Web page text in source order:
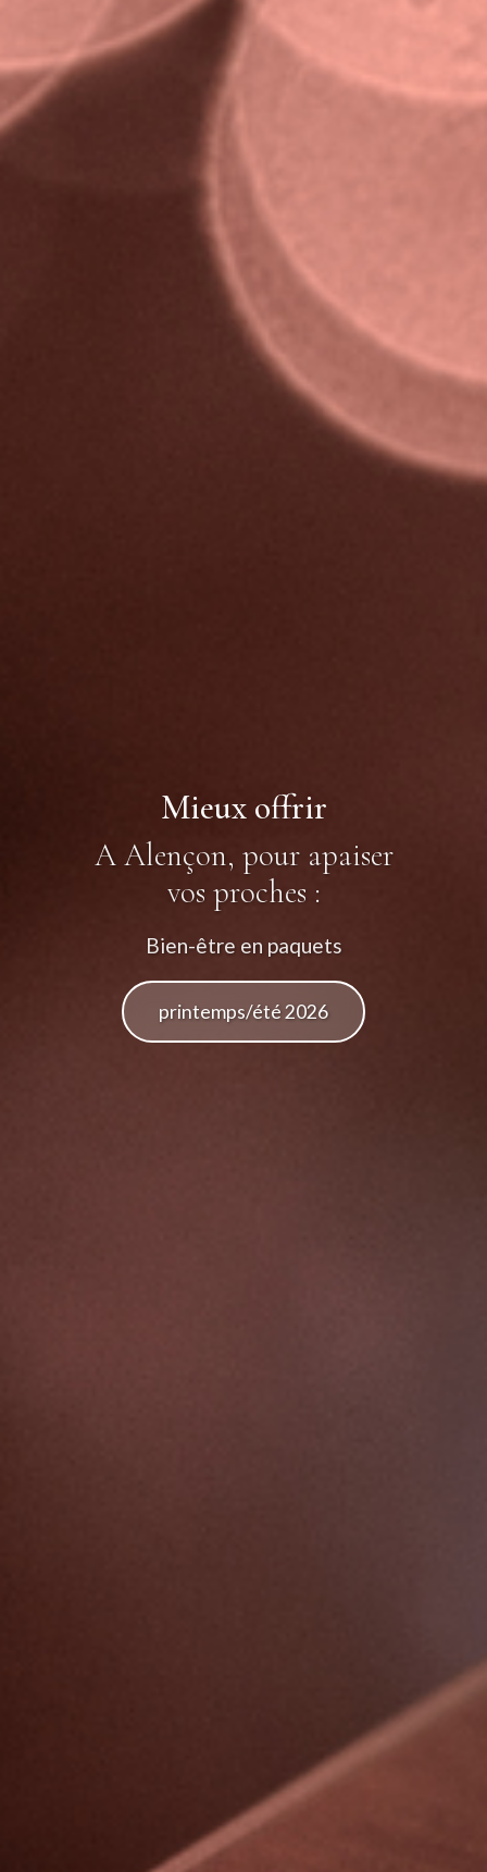
Mieux offrir
A Alençon, pour apaiser
vos proches :
Bien-être en paquets
printemps/été 2026